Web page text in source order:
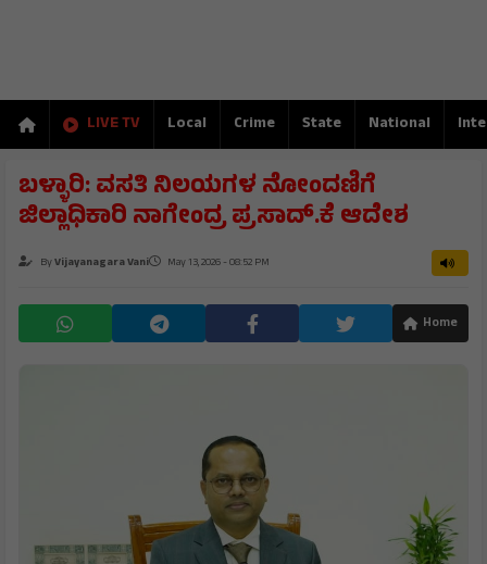
LIVE TV Local Crime State National
ಬಳ್ಳಾರಿ: ವಸತಿ ನಿಲಯಗಳ ನೋಂದಣಿಗೆ
ಜಿಲ್ಲಾಧಿಕಾರಿ ನಾಗೇಂದ್ರ ಪ್ರಸಾದ್.ಕೆ ಆದೇಶ
ByVijayanagara Vani May 13, 2026 - 08:52 PM
Home